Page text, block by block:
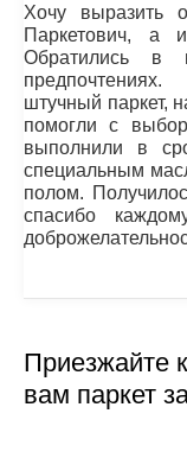
Хочу выразить
Паркетович, а
Обратились в
штучный паркет,
помогли с
выполнили в
специальным
полом.
спасибо
Приезжайте
вам паркет